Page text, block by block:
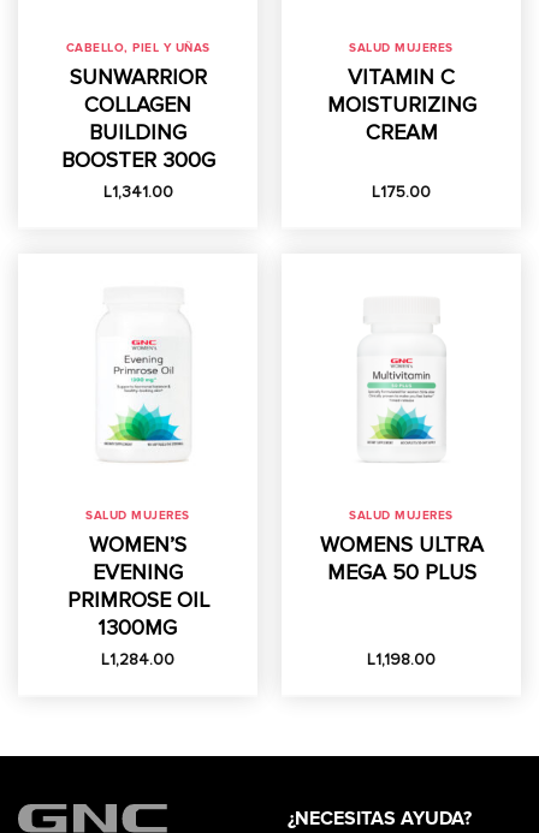
CABELLO, PIEL Y UÑAS
SUNWARRIOR
COLLAGEN
BUILDING
BOOSTER 300G
L1,341.00
SALUD MUJERES
VITAMIN C
MOISTURIZING
CREAM
L175.00
SALUD MUJERES
WOMEN’S
EVENING
PRIMROSE OIL
1300MG
L1,284.00
SALUD MUJERES
WOMENS ULTRA
MEGA 50 PLUS
L1,198.00
¿NECESITAS AYUDA?